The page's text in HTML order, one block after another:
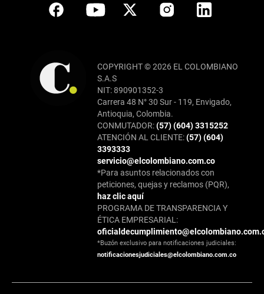
COPYRIGHT © 2026 EL COLOMBIANO
S.A.S
NIT: 890901352-3
Carrera 48 N° 30 Sur - 119, Envigado,
Antioquia, Colombia.
CONMUTADOR:(57) (604) 3315252
ATENCIÓN AL CLIENTE:(57) (604)
3393333
servicio@elcolombiano.com.co
*Para asuntos relacionados con
peticiones, quejas y reclamos (PQR),
haz clic aquí
PROGRAMA DE TRANSPARENCIA Y
ÉTICA EMPRESARIAL:
*Buzón exclusivo para notificaciones judiciales:
notificacionesjudiciales@elcolombiano.com.co